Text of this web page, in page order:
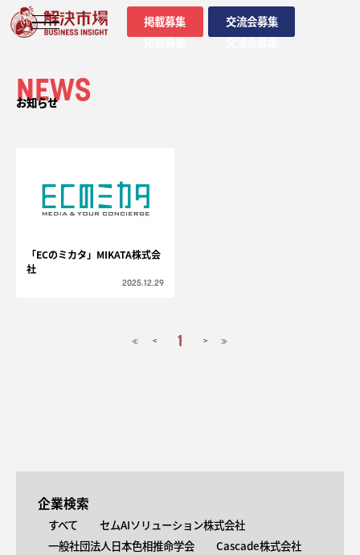
掲載募集
掲載募集
交流会募集
交流会募集
NEWS
お知らせ
「ECのミカタ」MIKATA株式会
社
2025.12.29
≪ < 1 > ≫
企業検索
すべて
セムAIソリューション株式会社
一般社団法人日本色相推命学会
Cascade株式会社